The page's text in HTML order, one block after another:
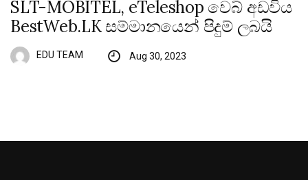
SLT-MOBITEL, eTeleshop වෙබ් අඩවිය
BestWeb.LK සම්මානයෙන් පිදුම් ලබයි
EDU TEAM Aug 30, 2023